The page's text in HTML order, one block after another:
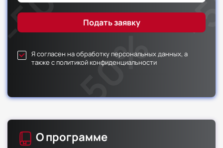
Я согласен на обработку персональных данных, а
также с политикой конфиденциальности
О программе